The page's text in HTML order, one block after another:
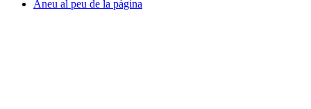
Aneu al peu de la pàgina